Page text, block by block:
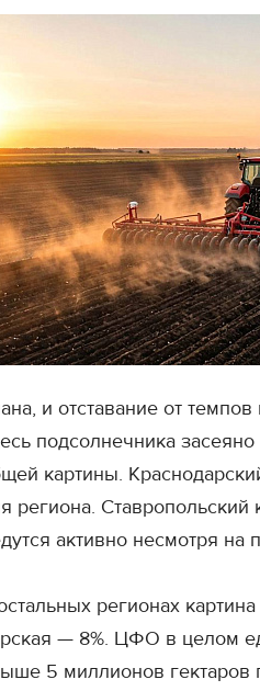
и отставание от
подсолнечника
картины.
региона.
активно несмотря на
регионах
— 8%. ЦФО в целом
5 миллионов гектаров